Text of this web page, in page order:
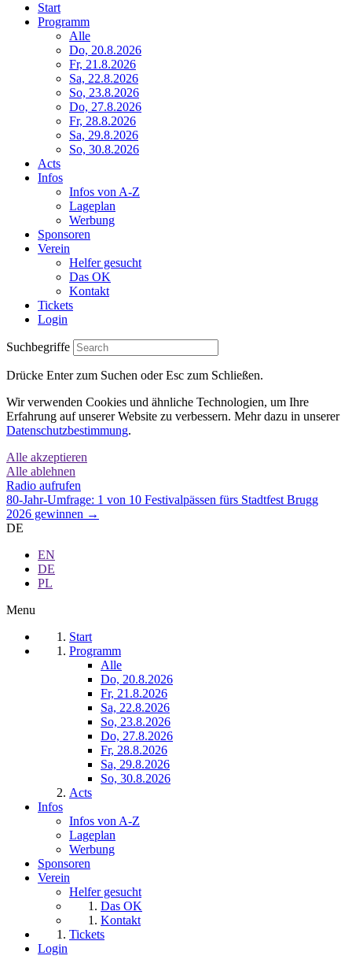
Start
Programm
Alle
Do, 20.8.2026
Fr, 21.8.2026
Sa, 22.8.2026
So, 23.8.2026
Do, 27.8.2026
Fr, 28.8.2026
Sa, 29.8.2026
So, 30.8.2026
Acts
Infos
Infos von A-Z
Lageplan
Werbung
Sponsoren
Verein
Helfer gesucht
Das OK
Kontakt
Tickets
Login
Suchbegriffe
Drücke Enter zum Suchen oder Esc zum Schließen.
Wir verwenden Cookies und ähnliche Technologien, um Ihre
Erfahrung auf unserer Website zu verbessern. Mehr dazu in unserer
Datenschutzbestimmung.
Alle akzeptieren
Alle ablehnen
Radio aufrufen
80-Jahr-Umfrage: 1 von 10 Festivalpässen fürs Stadtfest Brugg
2026 gewinnen →
DE
EN
DE
PL
Menu
Start
Programm
Alle
Do, 20.8.2026
Fr, 21.8.2026
Sa, 22.8.2026
So, 23.8.2026
Do, 27.8.2026
Fr, 28.8.2026
Sa, 29.8.2026
So, 30.8.2026
Acts
Infos
Infos von A-Z
Lageplan
Werbung
Sponsoren
Verein
Helfer gesucht
Das OK
Kontakt
Tickets
Login